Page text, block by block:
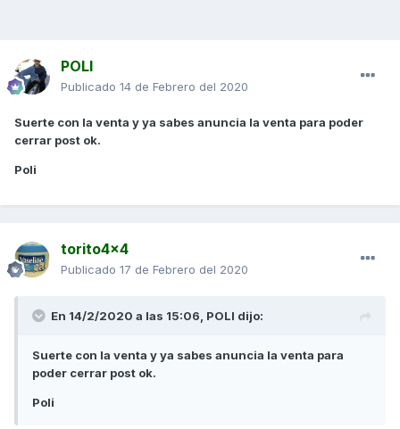
POLI
Publicado 14 de Febrero del 2020
Suerte con la venta y ya sabes anuncia la venta para poder
cerrar post ok.
Poli
torito4x4
Publicado 17 de Febrero del 2020
En 14/2/2020 a las 15:06, POLI dijo:
Suerte con la venta y ya sabes anuncia la venta para
poder cerrar post ok.
Poli